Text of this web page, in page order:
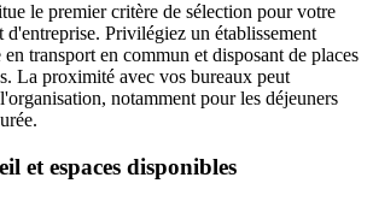
le premier critère de sélection pour votre
d'entreprise. Privilégiez un établissement
transport en commun et disposant de places
La proximité avec vos bureaux peut
notamment pour les déjeuners
et espaces disponibles